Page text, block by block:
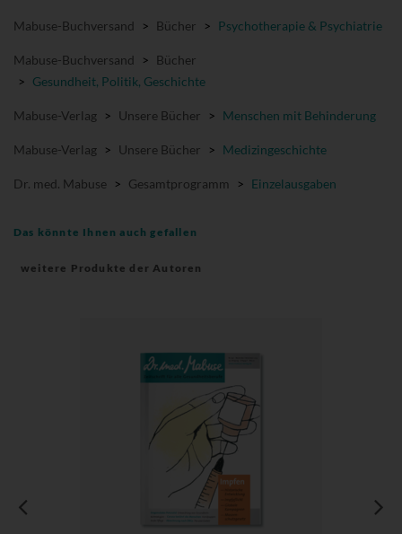
Mabuse-Buchversand > Bücher > Psychotherapie & Psychiatrie
Mabuse-Buchversand > Bücher
> Gesundheit, Politik, Geschichte
Mabuse-Verlag > Unsere Bücher > Menschen mit Behinderung
Mabuse-Verlag > Unsere Bücher > Medizingeschichte
Dr. med. Mabuse > Gesamtprogramm > Einzelausgaben
Das könnte Ihnen auch gefallen
weitere Produkte der Autoren